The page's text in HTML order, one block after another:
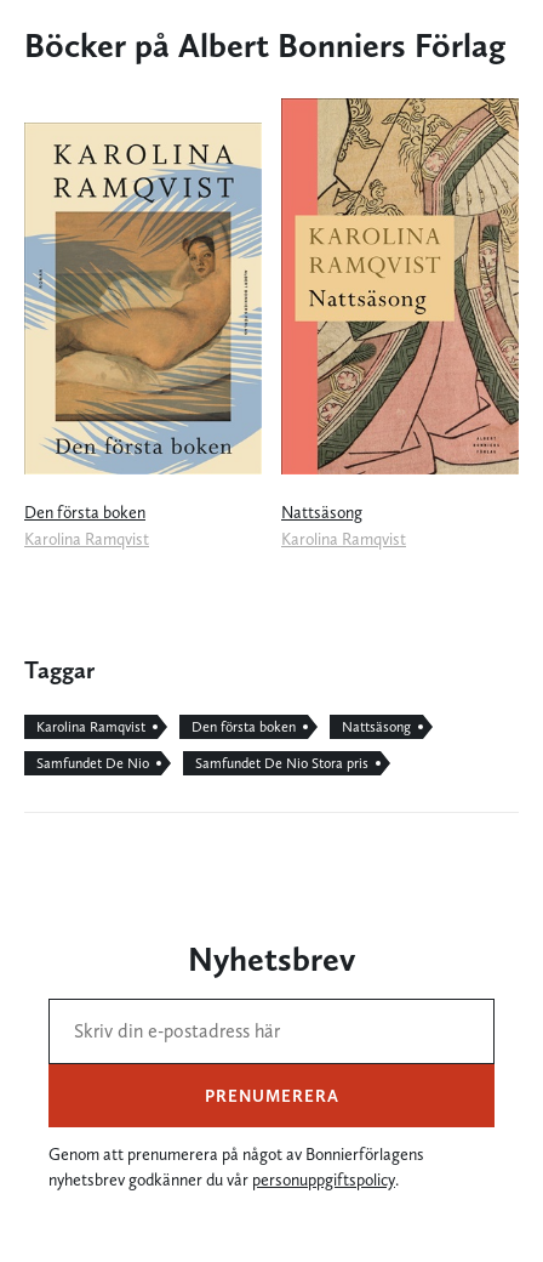
Böcker på Albert Bonniers Förlag
Den första boken
Karolina Ramqvist
Nattsäsong
Karolina Ramqvist
Taggar
Karolina Ramqvist Den första boken Nattsäsong
Samfundet De Nio Samfundet De Nio Stora pris
Nyhetsbrev
PRENUMERERA
Genom att prenumerera på något av Bonnierförlagens
nyhetsbrev godkänner du vår personuppgiftspolicy.